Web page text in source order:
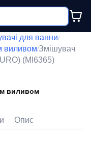
для ванни/
виливом/Змішувач
(MI6365)
виливом
Опис